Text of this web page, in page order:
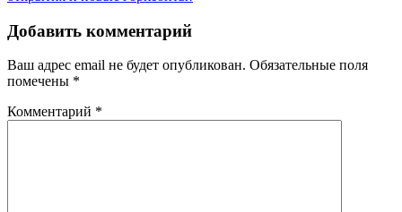
Добавить комментарий
Ваш адрес email не будет опубликован. Обязательные поля
помечены *
Комментарий *